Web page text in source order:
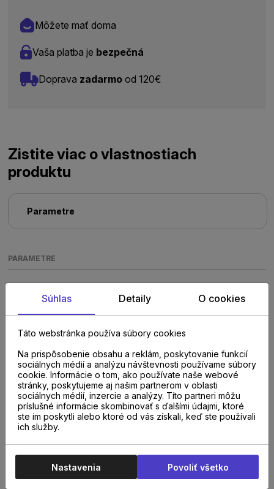
Môžete mať doma
Vaša platba je bezpečná
Doprava zadarmo od 120€
Zistite viac o vlastnostiach
produktu
Parametre
PARAMETRE
Poraďte sa s
odborníkom u nás na
predajni.
Súhlas Detaily O cookies
Táto webstránka používa súbory cookies
Na prispôsobenie obsahu a reklám, poskytovanie funkcií
sociálnych médií a analýzu návštevnosti používame súbory
cookie. Informácie o tom, ako používate naše webové
stránky, poskytujeme aj našim partnerom v oblasti
sociálnych médií, inzercie a analýzy. Títo partneri môžu
príslušné informácie skombinovať s ďalšími údajmi, ktoré
ste im poskytli alebo ktoré od vás získali, keď ste používali
ich služby.
Nastavenia Povoliť všetko